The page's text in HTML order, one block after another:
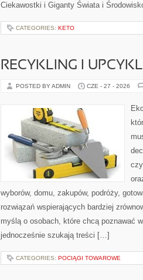
Ciekawostki i Giganty Świata i
CATEGORIES: KETO
RECYKLING I
POSTED BY ADMIN CZE - 27 - 2026
wyborów, domu, zakupów, podróży,
rozwiązań wspierających bardziej
myślą o osobach, które chcą poznawać
jednocześnie szukają treści […]
CATEGORIES: POCIĄGI TOWAROWE